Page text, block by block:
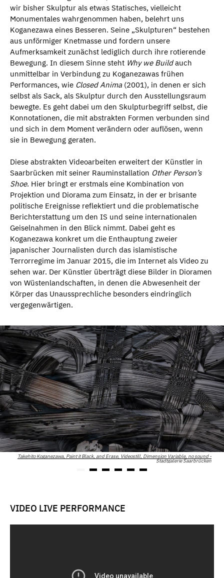
wir bisher Skulptur als etwas Statisches, vielleicht
Monumentales wahrgenommen haben, belehrt uns
Koganezawa eines Besseren. Seine „Skulpturen“ bestehen
aus unförmiger Knetmasse und fordern unsere
Aufmerksamkeit zunächst lediglich durch ihre rotierende
Bewegung. In diesem Sinne steht Why we Buildauch
unmittelbar in Verbindung zu Koganezawas frühen
Performances, wie Closed Anima (2001), in denen er sich
selbst als Sack, als Skulptur durch den Ausstellungsraum
bewegte. Es geht dabei um den Skulpturbegriff selbst, die
Konnotationen, die mit abstrakten Formen verbunden sind
und sich in dem Moment verändern oder auflösen, wenn
sie in Bewegung geraten.
Diese abstrakten Videoarbeiten erweitert der Künstler in
Saarbrücken mit seiner Rauminstallation Other Person’s
Shoe. Hier bringt er erstmals eine Kombination von
Projektion und Diorama zum Einsatz, in der er brisante
politische Ereignisse reflektiert und die problematische
Berichterstattung um den IS und seine internationalen
Geiselnahmen in den Blick nimmt. Dabei geht es
Koganezawa konkret um die Enthauptung zweier
japanischer Journalisten durch das islamistische
Terrorregime im Januar 2015, die im Internet als Video zu
sehen war. Der Künstler überträgt diese Bilder in Dioramen
von Wüstenlandschaften, in denen die Abwesenheit der
Körper das Unaussprechliche besonders eindringlich
vergegenwärtigen.
Takehito Koganezawa, Paint it Black, and Erase, Videostill, Dimension Variable, no sound -
Stadtgalerie Saarbrücken
VIDEO LIVE PERFORMANCE